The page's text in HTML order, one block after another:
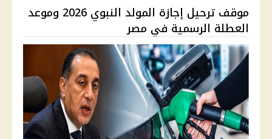
موقف ترحيل إجازة المولد النبوي 2026 وموعد
العطلة الرسمية في مصر